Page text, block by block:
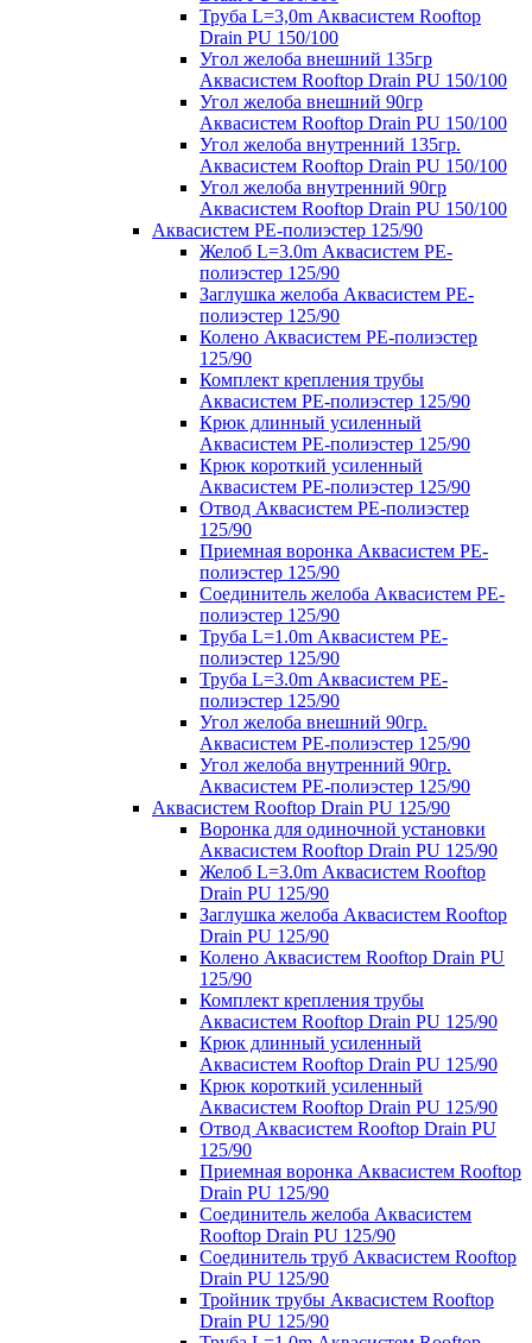
Труба L=3,0m Аквасистем Rooftop
Drain PU 150/100
Угол желоба внешний 135гр
Аквасистем Rooftop Drain PU 150/100
Угол желоба внешний 90гр
Аквасистем Rooftop Drain PU 150/100
Угол желоба внутренний 135гр.
Аквасистем Rooftop Drain PU 150/100
Угол желоба внутренний 90гр
Аквасистем Rooftop Drain PU 150/100
Аквасистем PE-полиэстер 125/90
Желоб L=3.0m Аквасистем PE-
полиэстер 125/90
Заглушка желоба Аквасистем PE-
полиэстер 125/90
Колено Аквасистем PE-полиэстер
125/90
Комплект крепления трубы
Аквасистем PE-полиэстер 125/90
Крюк длинный усиленный
Аквасистем PE-полиэстер 125/90
Крюк короткий усиленный
Аквасистем PE-полиэстер 125/90
Отвод Аквасистем РЕ-полиэстер
125/90
Приемная воронка Аквасистем PE-
полиэстер 125/90
Соединитель желоба Аквасистем PE-
полиэстер 125/90
Труба L=1.0m Аквасистем PE-
полиэстер 125/90
Труба L=3.0m Аквасистем PE-
полиэстер 125/90
Угол желоба внешний 90гр.
Аквасистем PE-полиэстер 125/90
Угол желоба внутренний 90гр.
Аквасистем PE-полиэстер 125/90
Аквасистем Rooftop Drain PU 125/90
Воронка для одиночной установки
Аквасистем Rooftop Drain PU 125/90
Желоб L=3.0m Аквасистем Rooftop
Drain PU 125/90
Заглушка желоба Аквасистем Rooftop
Drain PU 125/90
Колено Аквасистем Rooftop Drain PU
125/90
Комплект крепления трубы
Аквасистем Rooftop Drain PU 125/90
Крюк длинный усиленный
Аквасистем Rooftop Drain PU 125/90
Крюк короткий усиленный
Аквасистем Rooftop Drain PU 125/90
Отвод Аквасистем Rooftop Drain PU
125/90
Приемная воронка Аквасистем Rooftop
Drain PU 125/90
Соединитель желоба Аквасистем
Rooftop Drain PU 125/90
Соединитель труб Аквасистем Rooftop
Drain PU 125/90
Тройник трубы Аквасистем Rooftop
Drain PU 125/90